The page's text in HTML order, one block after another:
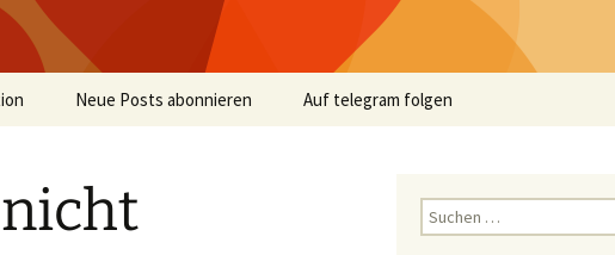
Neue Posts abonnieren Auf telegram folgen
Suchen
nach: